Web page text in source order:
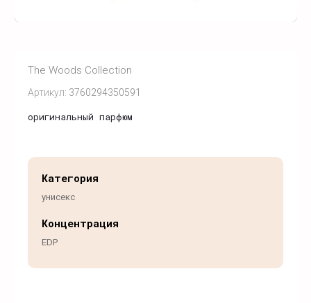
Артикул: 3760294350591
The Woods Collection
оригинальный парфюм
Категория
унисекс
Концентрация
EDP